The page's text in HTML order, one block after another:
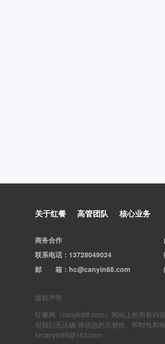
关于红餐 高管团队 核心业务
商务合作
联系电话 ：13728049024
邮箱：hc@canyin88.com
版权声明
红餐网（canyin88.com）网站上的所有内
但我们无法确 保信息的完整性、即时性和
hrcanyin88@163.com